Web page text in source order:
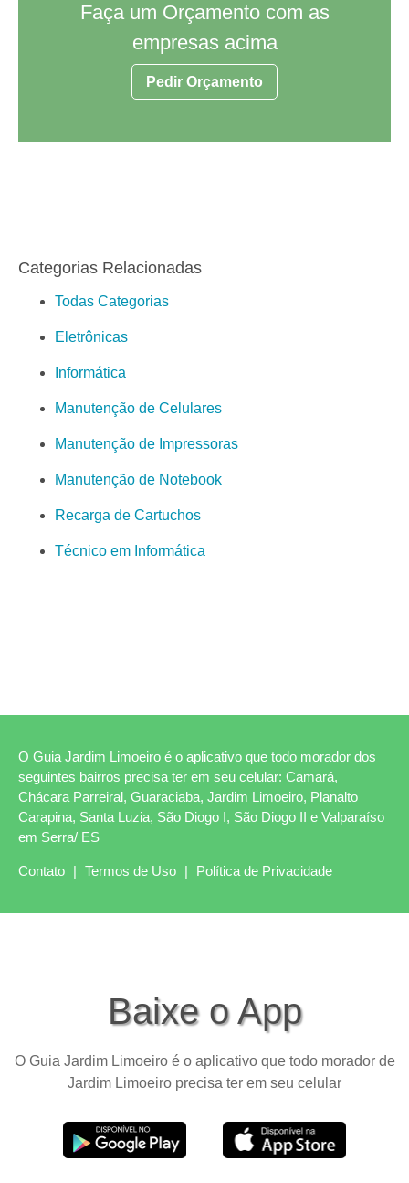
Faça um Orçamento com as
empresas acima
Pedir Orçamento
Categorias Relacionadas
Todas Categorias
Eletrônicas
Informática
Manutenção de Celulares
Manutenção de Impressoras
Manutenção de Notebook
Recarga de Cartuchos
Técnico em Informática
O Guia Jardim Limoeiro é o aplicativo que todo morador dos
seguintes bairros precisa ter em seu celular: Camará,
Chácara Parreiral, Guaraciaba, Jardim Limoeiro, Planalto
Carapina, Santa Luzia, São Diogo I, São Diogo II e Valparaíso
em Serra/ ES
Contato | Termos de Uso | Política de Privacidade
Baixe o App
O Guia Jardim Limoeiro é o aplicativo que todo morador de
Jardim Limoeiro precisa ter em seu celular